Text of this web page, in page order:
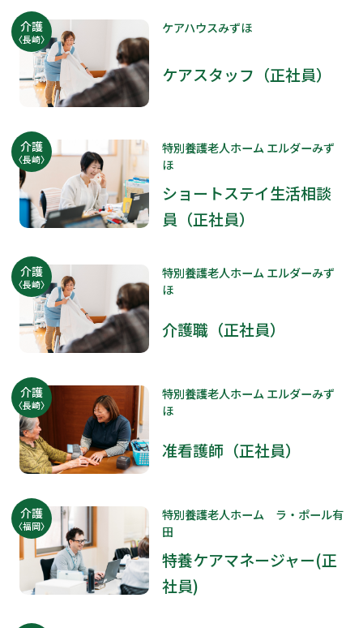
介護
〈長崎〉
ケアハウスみずほ
ケアスタッフ（正社員）
介護
〈長崎〉
特別養護老人ホーム エルダーみず
ほ
ショートステイ生活相談
員（正社員）
介護
〈長崎〉
特別養護老人ホーム エルダーみず
ほ
介護職（正社員）
介護
〈長崎〉
特別養護老人ホーム エルダーみず
ほ
准看護師（正社員）
介護
〈福岡〉
特別養護老人ホーム ラ・ポール有
田
特養ケアマネージャー(正
社員)